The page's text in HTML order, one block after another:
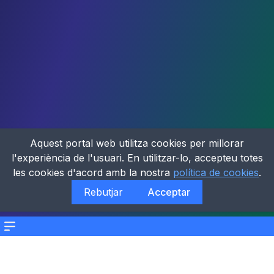
Menu
Aquest portal web utilitza cookies per millorar
l'experiència de l'usuari. En utilitzar-lo, accepteu totes
les cookies d'acord amb la nostra política de cookies.
Rebutjar
Acceptar